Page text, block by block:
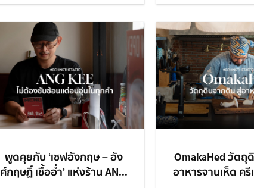
พูดคุยกับ ‘เชฟอังกฤษ – อัง
ศ์กฤษฏิ์ เชื้ออ่ำ’ แห่งร้าน AN...
OmakaHed วัต
อาหารจานเห็ด ค